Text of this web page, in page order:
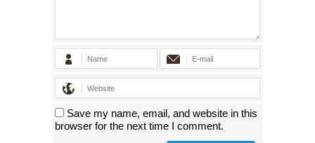
Save my name, email, and website in this
browser for the next time I comment.